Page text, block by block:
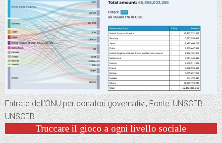
Entrate dell’ONU per donatori governativi, Fonte: UNSCEB
UNSCEB
Truccare il gioco a ogni livello sociale